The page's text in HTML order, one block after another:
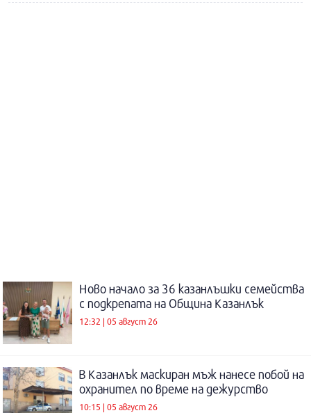
Ново начало за 36 казанлъшки семейства
с подкрепата на Община Казанлък
12:32 | 05 август 26
В Казанлък маскиран мъж нанесе побой на
охранител по време на дежурство
10:15 | 05 август 26